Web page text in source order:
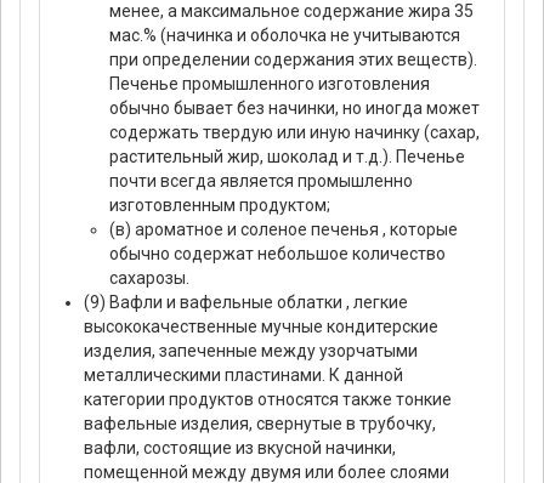
менее, а максимальное содержание жира 35
мас.% (начинка и оболочка не учитываются
при определении содержания этих веществ).
Печенье промышленного изготовления
обычно бывает без начинки, но иногда может
содержать твердую или иную начинку (сахар,
растительный жир, шоколад и т.д.). Печенье
почти всегда является промышленно
изготовленным продуктом;
(в) ароматное и соленое печенья , которые
обычно содержат небольшое количество
сахарозы.
(9) Вафли и вафельные облатки , легкие
высококачественные мучные кондитерские
изделия, запеченные между узорчатыми
металлическими пластинами. К данной
категории продуктов относятся также тонкие
вафельные изделия, свернутые в трубочку,
вафли, состоящие из вкусной начинки,
помещенной между двумя или более слоями